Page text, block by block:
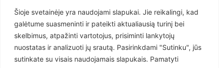
Šioje svetainėje yra naudojami slapukai. Jie reikalingi, kad
galėtume suasmeninti ir pateikti aktualiausią turinį bei
skelbimus, atpažinti vartotojus, prisiminti lankytojų
nuostatas ir analizuoti jų srautą. Pasirinkdami "Sutinku", jūs
sutinkate su visais naudojamais slapukais. Pamatyti
Teisėsauga
1497
Aktualu
Lietuva
619
Pasaulis